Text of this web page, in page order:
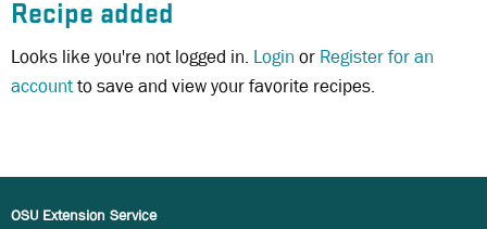
Recipe added
Looks like you're not logged in. Login or Register for an
accountto save and view your favorite recipes.
OSU Extension Service